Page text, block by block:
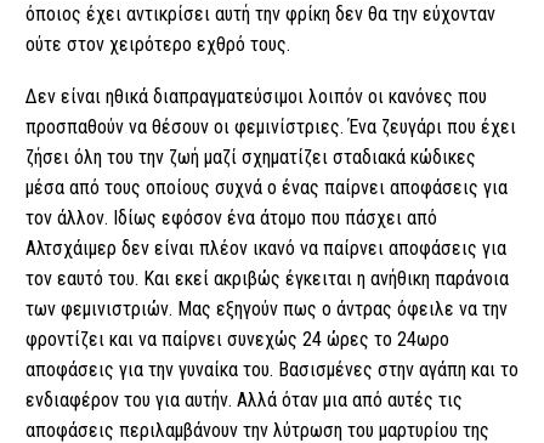
όποιος έχει αντικρίσει αυτή την φρίκη δεν θα την εύχονταν
ούτε στον χειρότερο εχθρό τους.
Δεν είναι ηθικά διαπραγματεύσιμοι λοιπόν οι κανόνες που
προσπαθούν να θέσουν οι φεμινίστριες. Ένα ζευγάρι που έχει
ζήσει όλη του την ζωή μαζί σχηματίζει σταδιακά κώδικες
μέσα από τους οποίους συχνά ο ένας παίρνει αποφάσεις για
τον άλλον. Ιδίως εφόσον ένα άτομο που πάσχει από
Αλτσχάιμερ δεν είναι πλέον ικανό να παίρνει αποφάσεις για
τον εαυτό του. Και εκεί ακριβώς έγκειται η ανήθικη παράνοια
των φεμινιστριών. Μας εξηγούν πως ο άντρας όφειλε να την
φροντίζει και να παίρνει συνεχώς 24 ώρες το 24ωρο
αποφάσεις για την γυναίκα του. Βασισμένες στην αγάπη και το
ενδιαφέρον του για αυτήν. Αλλά όταν μια από αυτές τις
αποφάσεις περιλαμβάνουν την λύτρωση του μαρτυρίου της